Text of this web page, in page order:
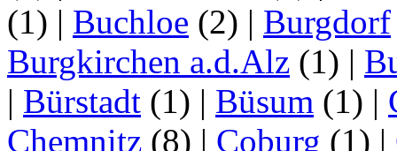
(1) | Buchloe (2) | Burgdorf
Burgkirchen a.d.Alz (1) |
| Bürstadt (1) | Büsum (1) |
Chemnitz (8) | Coburg (1) |